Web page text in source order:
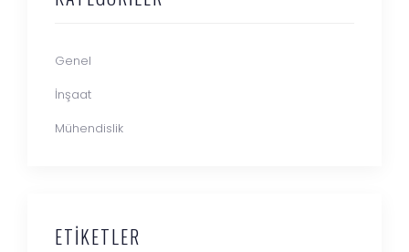
Genel
İnşaat
Mühendislik
ETIKETLER